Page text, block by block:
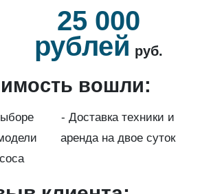
25 000
рублей руб.
вошли:
- Доставка техники и
аренда на двое суток